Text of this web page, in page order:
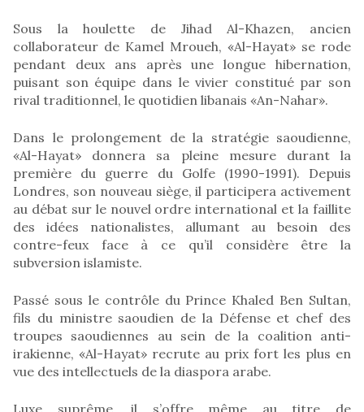
Sous la houlette de Jihad Al-Khazen, ancien
collaborateur de Kamel Mroueh, «Al-Hayat» se rode
pendant deux ans après une longue hibernation,
puisant son équipe dans le vivier constitué par son
rival traditionnel, le quotidien libanais «An-Nahar».
Dans le prolongement de la stratégie saoudienne,
«Al-Hayat» donnera sa pleine mesure durant la
première du guerre du Golfe (1990-1991). Depuis
Londres, son nouveau siège, il participera activement
au débat sur le nouvel ordre international et la faillite
des idées nationalistes, allumant au besoin des
contre-feux face à ce qu’il considère être la
subversion islamiste.
Passé sous le contrôle du Prince Khaled Ben Sultan,
fils du ministre saoudien de la Défense et chef des
troupes saoudiennes au sein de la coalition anti-
irakienne, «Al-Hayat» recrute au prix fort les plus en
vue des intellectuels de la diaspora arabe.
Luxe suprême, il s’offre même au titre de